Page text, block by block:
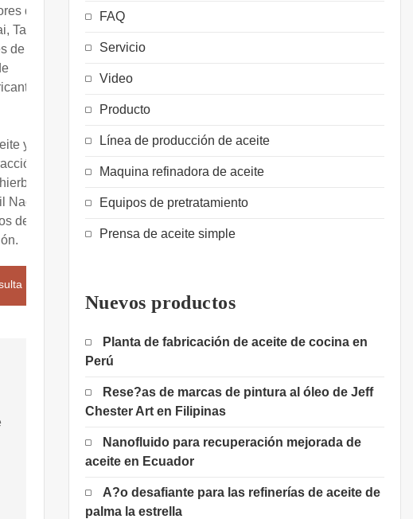
de
Tamil
de
y
de
Nadu,
de
FAQ
Servicio
Video
Producto
Línea de producción de aceite
Maquina refinadora de aceite
Equipos de pretratamiento
Prensa de aceite simple
Nuevos productos
Planta de fabricación de aceite de cocina en
Perú
Rese?as de marcas de pintura al óleo de Jeff
Chester Art en Filipinas
Nanofluido para recuperación mejorada de
aceite en Ecuador
A?o desafiante para las refinerías de aceite de
palma la estrella